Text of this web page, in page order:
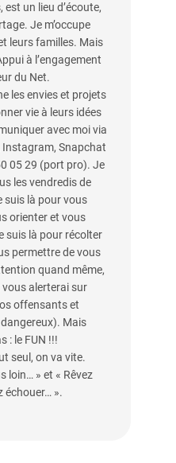
un lieu d’écoute,
Je m’occupe
leurs familles. Mais
à l’engagement
du Net.
les envies et projets
vie à leurs idées
avec moi via
Instagram, Snapchat
05 29 (port pro). Je
les vendredis de
suis là pour vous
orienter et vous
suis là pour récolter
permettre de vous
quand même,
vous alerterai sur
offensants et
Mais
: le FUN !!!
seul, on va vite.
loin… » et « Rêvez
échouer… ».